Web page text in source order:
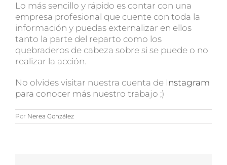
Lo más sencillo y rápido es contar con una
empresa profesional que cuente con toda la
información y puedas externalizar en ellos
tanto la parte del reparto como los
quebraderos de cabeza sobre si se puede o no
realizar la acción.
No olvides visitar nuestra cuenta de Instagram
para conocer más nuestro trabajo ;)
Por Nerea González